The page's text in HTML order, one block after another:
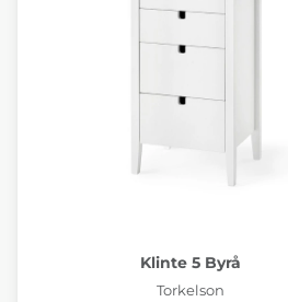
Klinte 5 Byrå
Torkelson